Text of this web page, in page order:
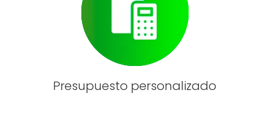
Presupuesto personalizado